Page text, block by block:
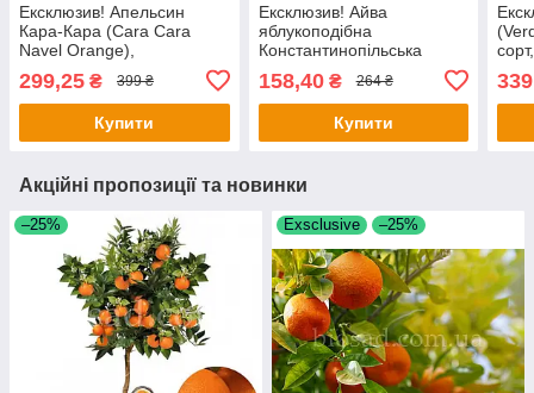
Ексклюзив! Апельсин
Кара-Кара (Cara Cara
Navel Orange),
299,25 ₴ 399 ₴
Купити
Ексклюзив! Айва
яблукоподібна
Константинопільська
самоплідний сорт
158,40₴ 264 ₴
Купити
Акційні пропозиції та новинки
–25% Exsclusive –25%